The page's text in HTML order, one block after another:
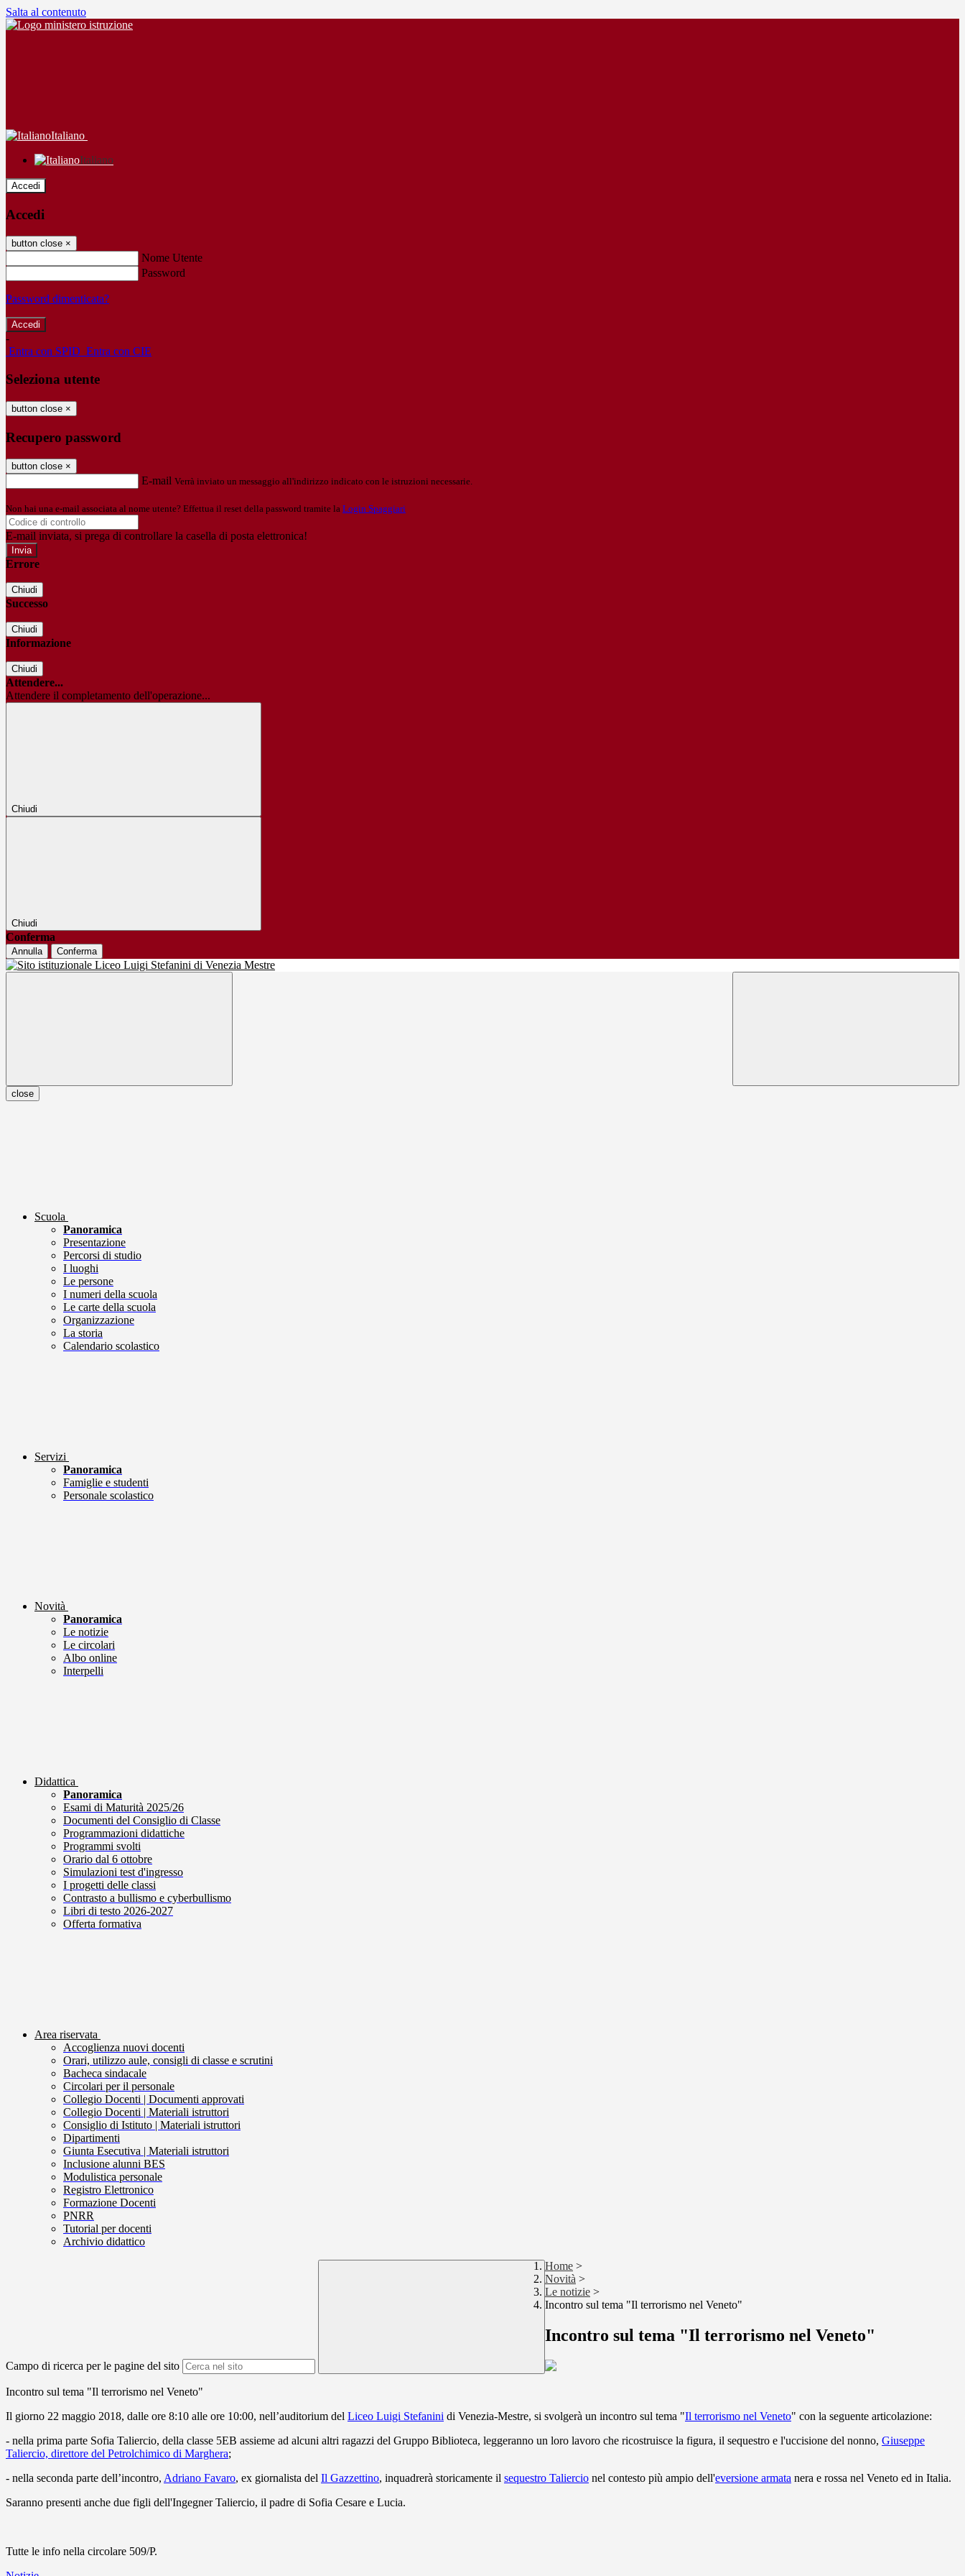
Salta al contenuto
Italiano
Italiano
Accedi
Accedi
button close ×
Nome Utente
Password
Password dimenticata?
-
Entra con SPID Entra con CIE
Seleziona utente
button close ×
Recupero password
button close ×
E-mail Verrà inviato un messaggio all'indirizzo indicato con le istruzioni necessarie.
Non hai una e-mail associata al nome utente? Effettua il reset della password tramite la Login Spaggiari
E-mail inviata, si prega di controllare la casella di posta elettronica!
Errore
Chiudi
Successo
Chiudi
Informazione
Chiudi
Attendere...
Attendere il completamento dell'operazione...
Chiudi
Chiudi
Conferma
Annulla Conferma
close
Scuola
Panoramica
Presentazione
Percorsi di studio
I luoghi
Le persone
I numeri della scuola
Le carte della scuola
Organizzazione
La storia
Calendario scolastico
Servizi
Panoramica
Famiglie e studenti
Personale scolastico
Novità
Panoramica
Le notizie
Le circolari
Albo online
Interpelli
Didattica
Panoramica
Esami di Maturità 2025/26
Documenti del Consiglio di Classe
Programmazioni didattiche
Programmi svolti
Orario dal 6 ottobre
Simulazioni test d'ingresso
I progetti delle classi
Contrasto a bullismo e cyberbullismo
Libri di testo 2026-2027
Offerta formativa
Area riservata
Accoglienza nuovi docenti
Orari, utilizzo aule, consigli di classe e scrutini
Bacheca sindacale
Circolari per il personale
Collegio Docenti | Documenti approvati
Collegio Docenti | Materiali istruttori
Consiglio di Istituto | Materiali istruttori
Dipartimenti
Giunta Esecutiva | Materiali istruttori
Inclusione alunni BES
Modulistica personale
Registro Elettronico
Formazione Docenti
PNRR
Tutorial per docenti
Archivio didattico
Campo di ricerca per le pagine del sito
Home >
Novità >
Le notizie >
Incontro sul tema "Il terrorismo nel Veneto"
Incontro sul tema "Il terrorismo nel Veneto"
Incontro sul tema "Il terrorismo nel Veneto"
Il giorno 22 maggio 2018, dalle ore 8:10 alle ore 10:00, nell’auditorium del Liceo Luigi Stefanini di Venezia-Mestre, si svolgerà un incontro sul tema "Il terrorismo nel Veneto" con la seguente articolazione:
- nella prima parte Sofia Taliercio, della classe 5EB assieme ad alcuni altri ragazzi del Gruppo Biblioteca, leggeranno un loro lavoro che ricostruisce la figura, il sequestro e l'uccisione del nonno, Giuseppe
Taliercio, direttore del Petrolchimico di Marghera;
- nella seconda parte dell’incontro, Adriano Favaro, ex giornalista del Il Gazzettino, inquadrerà storicamente il sequestro Taliercio nel contesto più ampio dell'eversione armata nera e rossa nel Veneto ed in Italia.
Saranno presenti anche due figli dell'Ingegner Taliercio, il padre di Sofia Cesare e Lucia.
Tutte le info nella circolare 509/P.